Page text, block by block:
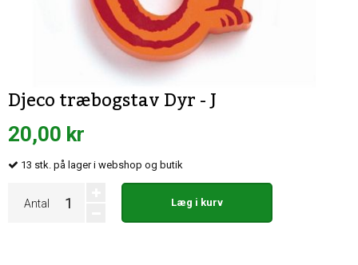
Djeco træbogstav Dyr - J
20,00 kr
13 stk. på lager i webshop og butik
Antal Læg i kurv